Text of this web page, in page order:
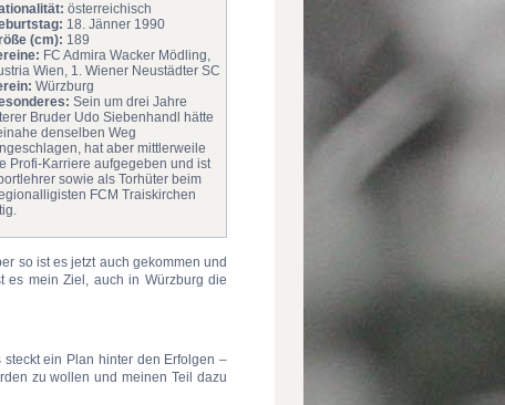
österreichisch
18. Jänner 1990
(cm): 189
FC Admira Wacker Mödling,
Wien, 1. Wiener Neustädter SC
Würzburg
Sein um drei Jahre
Bruder Udo Siebenhandl hätte
denselben Weg
hat aber mittlerweile
Profi-Karriere aufgegeben und ist
sowie als Torhüter beim
FCM Traiskirchen
so ist es jetzt auch gekommen und
mein Ziel, auch in Würzburg die
ein Plan hinter den Erfolgen –
zu wollen und meinen Teil dazu